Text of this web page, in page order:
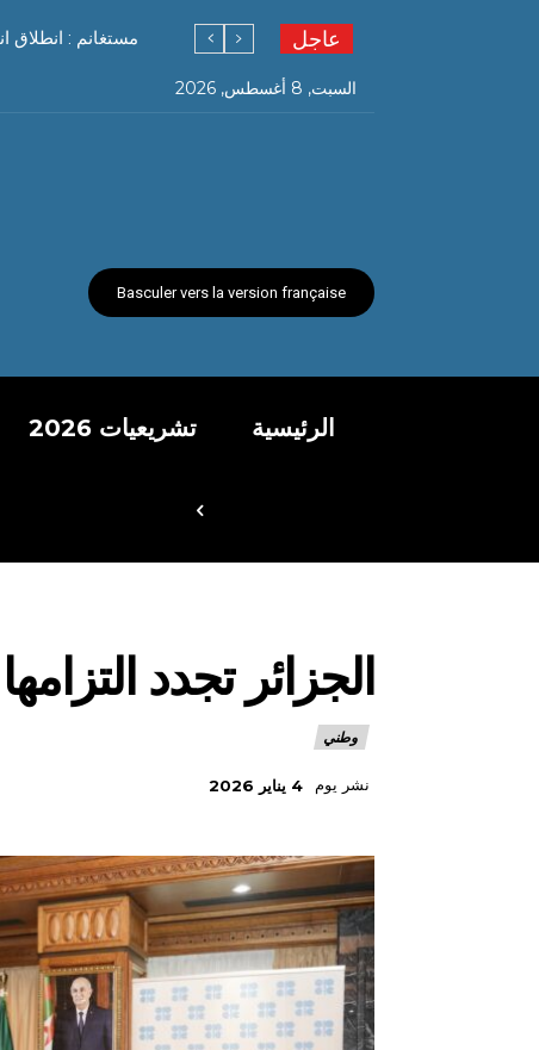
عاجل مستغانم : انطلاق
السبت, 8 أغسطس, 2026
Basculer vers la version française
الرئيسية تشريعيات 2026
الجزائر تجدد
وطني
نشر يوم 4 يناير 2026